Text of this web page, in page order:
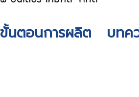
ขั้นตอนการผลิต บทค